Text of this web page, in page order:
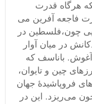
هرگاه قدرت
فاجعه آفرین می
چون،فلسطین در
در میان آوار
آغوش. باناسف که
چین و تایوان،
فروپاشیدهٔ جهان
می‌ریزد. این در